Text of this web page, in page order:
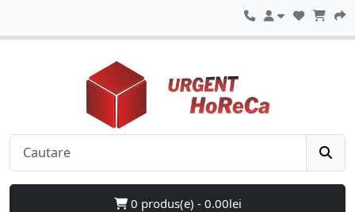
0 produs(e) - 0.00lei